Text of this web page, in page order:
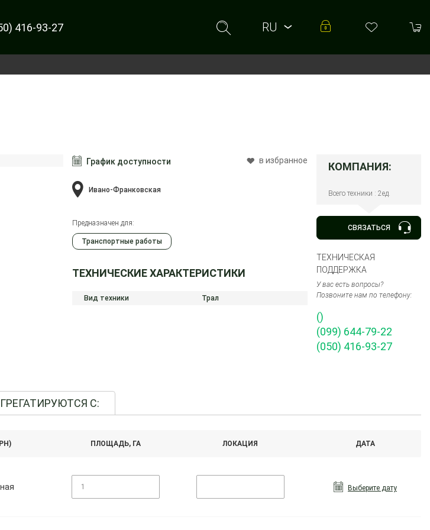
416-93-27
RU
График доступности в избранное
Ивано-Франковская
Предназначен для:
Транспортные работы
ТЕХНИЧЕСКИЕ ХАРАКТЕРИСТИКИ
Вид техники Трал
КОМПАНИЯ:
Всего техники : 2ед.
СВЯЗАТЬСЯ
ТЕХНИЧЕСКАЯ
ПОДДЕРЖКА
У вас есть вопросы?
Позвоните нам по телефону:
()
(099) 644-79-22
(050) 416-93-27
С:
ПЛОЩАДЬ, ГА ЛОКАЦИЯ ДАТА
Выберите дату